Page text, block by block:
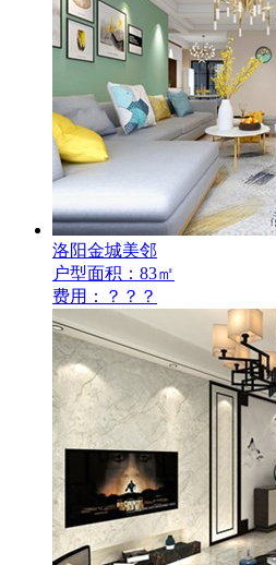
洛阳金城美邻
户型面积：83㎡
费用：？？？